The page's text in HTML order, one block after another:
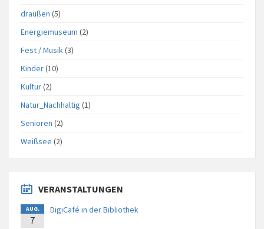
draußen (5)
Energiemuseum (2)
Fest / Musik(3)
Kinder(10)
Kultur(2)
Natur_Nachhaltig (1)
Senioren (2)
Weißsee (2)
VERANSTALTUNGEN
AUG.
7
DigiCafé in der Bibliothek